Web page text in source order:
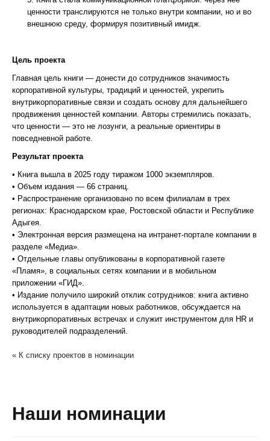
ценности транслируются не только внутри компании, но и во
внешнюю среду, формируя позитивный имидж.
Цель проекта
Главная цель книги — донести до сотрудников значимость
корпоративной культуры, традиций и ценностей, укрепить
внутрикорпоративные связи и создать основу для дальнейшего
продвижения ценностей компании. Авторы стремились показать,
что ценности — это не лозунги, а реальные ориентиры в
повседневной работе.
Результат проекта
• Книга вышла в 2025 году тиражом 1000 экземпляров.
• Объем издания — 66 страниц.
• Распространение организовано по всем филиалам в трех
регионах: Краснодарском крае, Ростовской области и Республике
Адыгея.
• Электронная версия размещена на интранет-портале компании в
разделе «Медиа».
• Отдельные главы опубликованы в корпоративной газете
«Пламя», в социальных сетях компании и в мобильном
приложении «ГИД».
• Издание получило широкий отклик сотрудников: книга активно
используется в адаптации новых работников, обсуждается на
внутрикорпоративных встречах и служит инструментом для HR и
руководителей подразделений.
« К списку проектов в номинации
Наши номинации